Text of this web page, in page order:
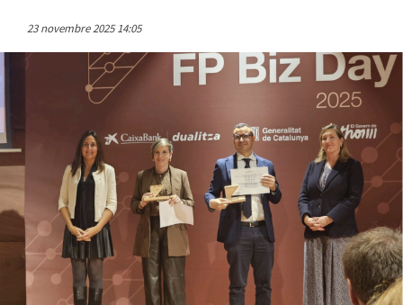
23 novembre 2025 14:05